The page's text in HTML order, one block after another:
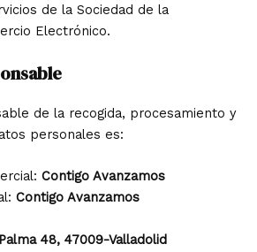
de la Sociedad de la
Electrónico.
de la recogida, procesamiento y
personales es:
Contigo Avanzamos
Contigo Avanzamos
48, 47009-Valladolid